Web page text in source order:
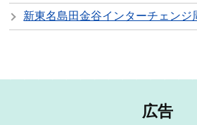
新東名島田金谷インターチェンジ
広告